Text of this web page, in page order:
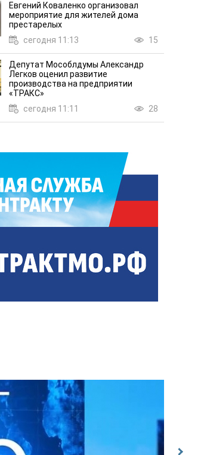
ЗОЖ, доступный каждому:
вчера 19:56
Евгений Коваленко организовал
мероприятие для жителей дома
престарелых
сегодня 11:13
15
Депутат Мособлдумы Александр
Легков оценил развитие
производства на предприятии
«ТРАКС»
сегодня 11:11
28